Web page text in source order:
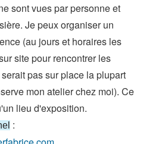
sont vues par personne et
Je peux organiser un
(au jours et horaires les
site pour rencontrer les
pas sur place la plupart
mon atelier chez moi). Ce
lieu d'exposition.
: